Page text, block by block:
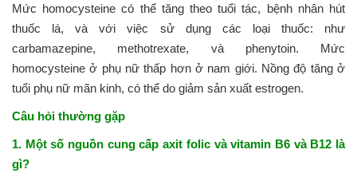
Mức homocysteine ​​có thể tăng theo tuổi tác, bệnh nhân hút
thuốc lá, và với việc sử dụng các loại thuốc: như
carbamazepine, methotrexate, và phenytoin. Mức
homocysteine ​ở phụ nữ thấp hơn ở nam giới. Nồng độ tăng ở
tuổi phụ nữ mãn kinh, có thể do giảm sản xuất estrogen.
Câu hỏi thường gặp
1. Một số nguồn cung cấp axit folic và vitamin B6 và B12 là
gì?